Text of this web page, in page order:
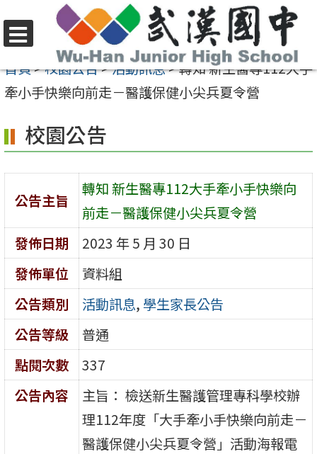
至
要
容
區
選
單
首頁>校園公告>活動訊息>轉知 新生醫專112大手
牽小手快樂向前走－醫護保健小尖兵夏令營
校園公告
公告主旨
轉知 新生醫專112大手牽小手快樂向
前走－醫護保健小尖兵夏令營
發佈日期
2023 年 5 月 30 日
發佈單位
資料組
公告類別
活動訊息, 學生家長公告
公告等級
普通
點閱次數
337
公告內容
主旨： 檢送新生醫護管理專科學校辦
理112年度「大手牽小手快樂向前走－
醫護保健小尖兵夏令營」活動海報電